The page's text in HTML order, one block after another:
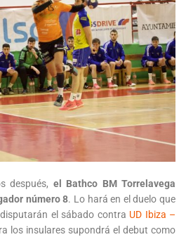
después, el Bathco BM Torrelavega
número 8. Lo hará en el duelo que
el sábado contra UD Ibiza –
los insulares supondrá el debut como